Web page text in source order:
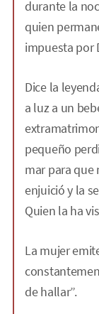
durante la
quien
impuesta por
Dice la
a luz a un
pequeño
mar para que
enjuició y la
Quien la ha
La mujer
de hallar”.